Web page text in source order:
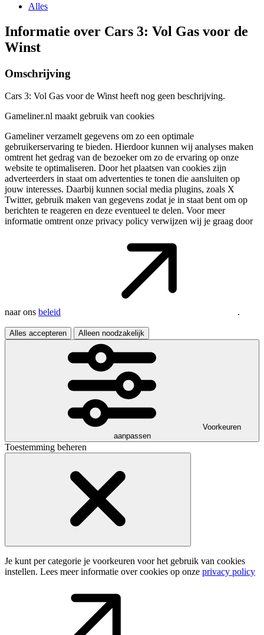
Alles
Informatie over Cars 3: Vol Gas voor de
Winst
Omschrijving
Cars 3: Vol Gas voor de Winst heeft nog geen beschrijving.
Gameliner.nl maakt gebruik van cookies
Gameliner verzamelt gegevens om zo een optimale
gebruikerservaring te bieden. Hierdoor kunnen wij analyses maken
omtrent het gedrag van de bezoeker om zo de ervaring op onze
website te optimaliseren. Door het plaatsen van cookies zijn
adverteerders in staat om advertenties te tonen die aansluiten op
jouw interesses. Daarbij kunnen social media plugins, zoals X
Twitter, gebruik maken van gegevens zodat je in staat bent om op
berichten te reageren en deze eventueel te delen. Voor meer
informatie omtrent onze privacy policy verwijzen wij je graag door
naar ons beleid .
Alles accepteren Alleen noodzakelijk
Voorkeuren
aanpassen
Toestemming beheren
Je kunt per categorie je voorkeuren voor het gebruik van cookies
instellen. Lees meer informatie over cookies op onze privacy policy